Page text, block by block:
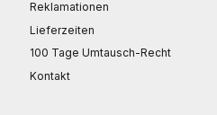
Reklamationen
Lieferzeiten
100 Tage Umtausch-Recht
Kontakt